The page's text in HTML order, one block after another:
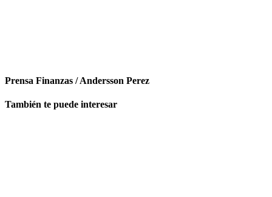
Prensa Finanzas / Andersson Perez
También te puede interesar